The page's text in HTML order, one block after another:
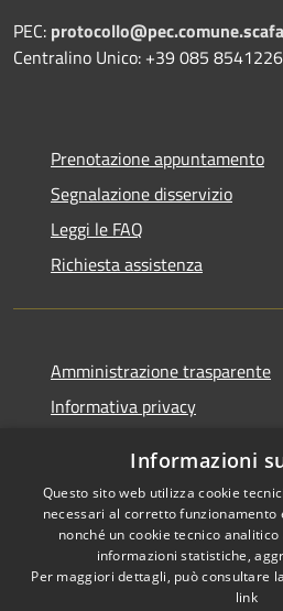
PEC:
Centralino Unico: +39 085 8541226
Prenotazione appuntamento
Segnalazione disservizio
Leggi le FAQ
Richiesta assistenza
Amministrazione trasparente
Informativa privacy
Dichiarazione di accessibilità
RSS
Informazioni
Questo sito web utilizza cookie
necessari al corretto funzionamento
nonché un cookie tecnico
informazioni statistiche,
Per maggiori dettagli, può consultare
link